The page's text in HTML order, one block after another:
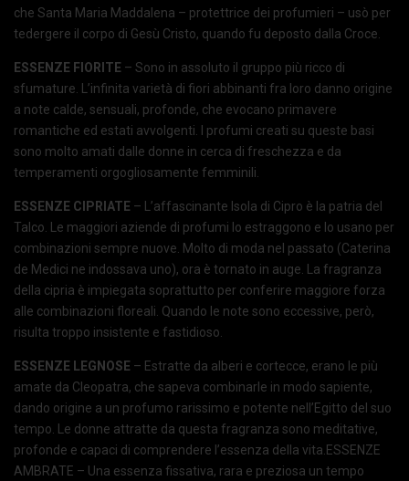
che Santa Maria Maddalena – protettrice dei profumieri – usò per
tedergere il corpo di Gesù Cristo, quando fu deposto dalla Croce.
ESSENZE FIORITE – Sono in assoluto il gruppo più ricco di
sfumature. L’infinita varietà di fiori abbinanti fra loro danno origine
a note calde, sensuali, profonde, che evocano primavere
romantiche ed estati avvolgenti. I profumi creati su queste basi
sono molto amati dalle donne in cerca di freschezza e da
temperamenti orgogliosamente femminili.
ESSENZE CIPRIATE – L’affascinante Isola di Cipro è la patria del
Talco. Le maggiori aziende di profumi lo estraggono e lo usano per
combinazioni sempre nuove. Molto di moda nel passato (Caterina
de Medici ne indossava uno), ora è tornato in auge. La fragranza
della cipria è impiegata soprattutto per conferire maggiore forza
alle combinazioni floreali. Quando le note sono eccessive, però,
risulta troppo insistente e fastidioso.
ESSENZE LEGNOSE – Estratte da alberi e cortecce, erano le più
amate da Cleopatra, che sapeva combinarle in modo sapiente,
dando origine a un profumo rarissimo e potente nell’Egitto del suo
tempo. Le donne attratte da questa fragranza sono meditative,
profonde e capaci di comprendere l’essenza della vita.ESSENZE
AMBRATE – Una essenza fissativa, rara e preziosa un tempo